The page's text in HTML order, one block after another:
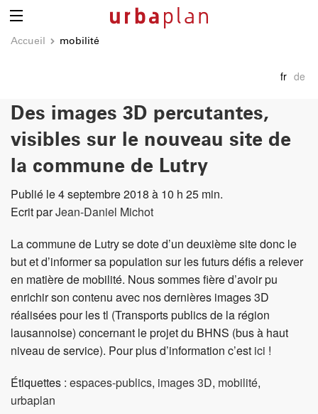
Accueil mobilité
fr de
Des images 3D percutantes,
visibles sur le nouveau site de
la commune de Lutry
Publié le 4 septembre 2018 à 10 h 25 min.
Ecrit parJean-Daniel Michot
La commune de Lutry se dote d’un deuxième site donc le
but et d’informer sa population sur les futurs défis a relever
en matière de mobilité. Nous sommes fière d’avoir pu
enrichir son contenu avec nos dernières images 3D
réalisées pour les tl (Transports publics de la région
lausannoise) concernant le projet du BHNS (bus à haut
niveau de service). Pour plus d’information c’est ici !
Étiquettes : espaces-publics, images 3D, mobilité,
urbaplan